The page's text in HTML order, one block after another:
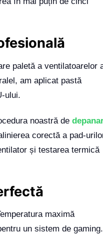
paletă a ventilatoarelor
am aplicat pastă
ului.
noastră de
corectă a pad-
și testarea termică
maximă
un sistem de gaming.